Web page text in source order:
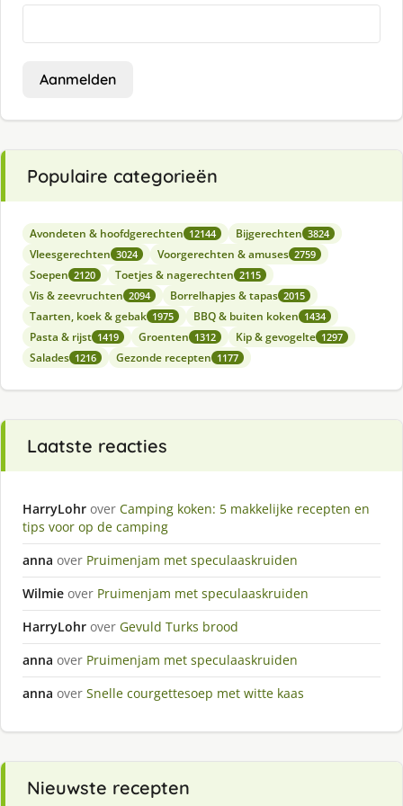
Aanmelden
Populaire categorieën
Avondeten & hoofdgerechten 12144 Bijgerechten 3824
Vleesgerechten 3024 Voorgerechten & amuses 2759
Soepen 2120 Toetjes & nagerechten 2115
Vis & zeevruchten 2094 Borrelhapjes & tapas 2015
Taarten, koek & gebak 1975 BBQ & buiten koken 1434
Pasta & rijst 1419 Groenten 1312 Kip & gevogelte 1297
Salades 1216 Gezonde recepten 1177
Laatste reacties
HarryLohr over Camping koken: 5 makkelijke recepten en
tips voor op de camping
anna over Pruimenjam met speculaaskruiden
Wilmie over Pruimenjam met speculaaskruiden
HarryLohr over Gevuld Turks brood
anna over Pruimenjam met speculaaskruiden
anna over Snelle courgettesoep met witte kaas
Nieuwste recepten